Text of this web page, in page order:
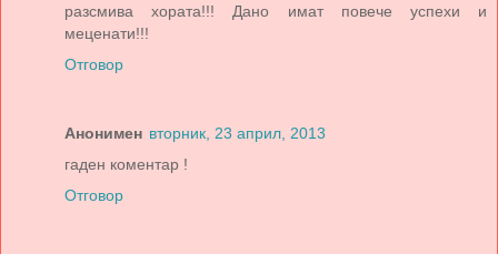
разсмива хората!!! Дано имат повече успехи и
меценати!!!
Отговор
Анонимен вторник, 23 април, 2013
гаден коментар !
Отговор